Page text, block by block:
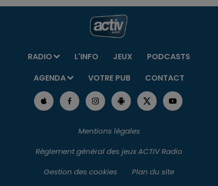
RADIO L'INFO JEUX
PODCASTS
AGENDA
VOTRE PUB CONTACT
Mentions légales
Règlement général des jeux ACTIV Radio
Gestion des cookies
Plan du site